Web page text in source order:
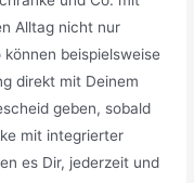
Alltag nicht nur
beispielsweise
direkt mit Deinem
geben, sobald
mit integrierter
es Dir, jederzeit und